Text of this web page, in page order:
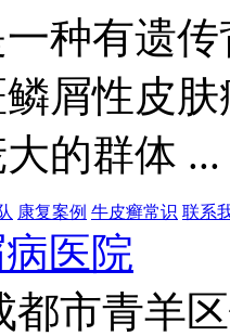
种有遗
屑性皮
大的群体 ...
康复案例 牛皮癣常识 联系
医院
都市青羊